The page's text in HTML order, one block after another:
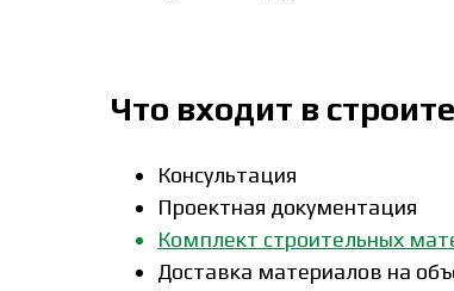
Что входит в
Консультация
Проектная документация
Комплект строительных
Доставка материалов на